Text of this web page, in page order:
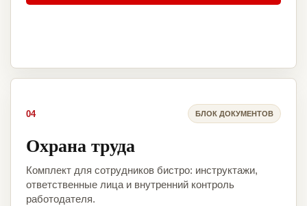
04 БЛОК ДОКУМЕНТОВ
Охрана труда
Комплект для сотрудников бистро: инструктажи,
ответственные лица и внутренний контроль
работодателя.